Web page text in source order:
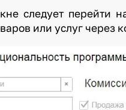
следует перейти
или услуг через